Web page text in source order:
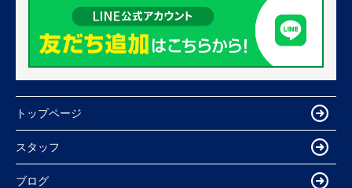
トップページ
スタッフ
ブログ